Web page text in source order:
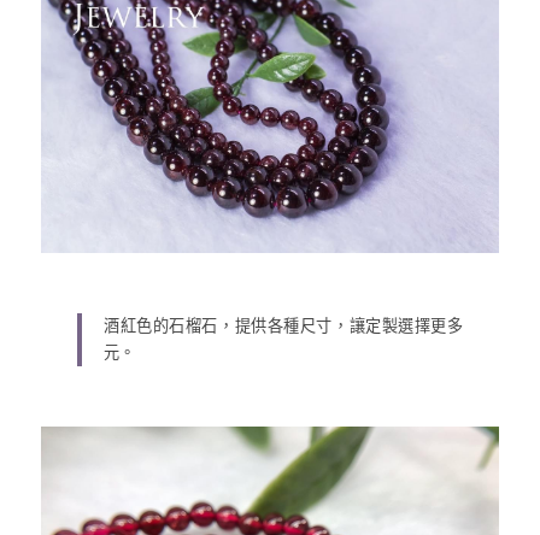
酒紅色的石榴石，提供各種尺寸，讓定製選擇更多
元。